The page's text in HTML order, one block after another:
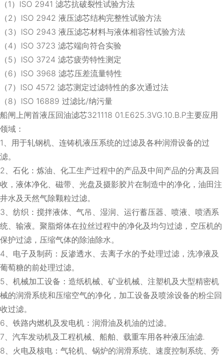
（1）ISO 2941 滤芯抗破裂性试验方法
（2）ISO 2942 液压滤芯结构完整性试验方法
（3）ISO 2943 液压滤芯材料与液体相容性试验方法
（4）ISO 3723 滤芯端向符合实验
（5）ISO 3724 滤芯疲劳特性测定
（6）ISO 3968 滤芯压差流量特性
（7）ISO 4572 滤芯测定过滤特性的多次通过法
（8）ISO 16889 过滤比/纳污量
船闸上闸首液压回油滤芯321118 01.E625.3VG.10.B.P主要应用
领域：
1、用于轧钢机、连铸机液压系统的过滤及各种润滑设备的过
滤。
2、石化：炼油、化工生产过程中的产品及中间产品的分离及回
收，液体净化、磁带、光盘及摄影胶片在制造中的净化，油田注
井水及天然气除颗粒过滤。
3、纺织：搅拌液体、气吊、湿润、运行蓄压器、喷液、喷洒系
统、输液。聚脂熔体在拉丝过程中的净化及均匀过滤，空压机的
保护过滤，压缩气体的除油除水。
4、电子及制药：反渗透水、去离子水的予处理过滤，洗净液及
葡萄糖的前处理过滤。
5、机械加工设备：造纸机械、矿业机械、注塑机及大型精密机
械的润滑系统和压缩空气的净化，加工设备及喷涂设备的粉尘回
收过滤。
6、铁路内燃机及发电机：润滑油及机油的过滤。
7、汽车发动机及工程机械、船舶、载重车用各种液压油滤.
8、火电及核电：气轮机、锅炉的润滑系统、速度控制系统、旁